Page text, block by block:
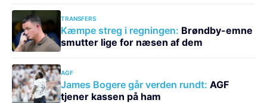
TRANSFERS
Kæmpe streg i regningen: Brøndby-emne
smutter lige for næsen af dem
AGF
James Bogere går verden rundt: AGF
tjener kassen på ham